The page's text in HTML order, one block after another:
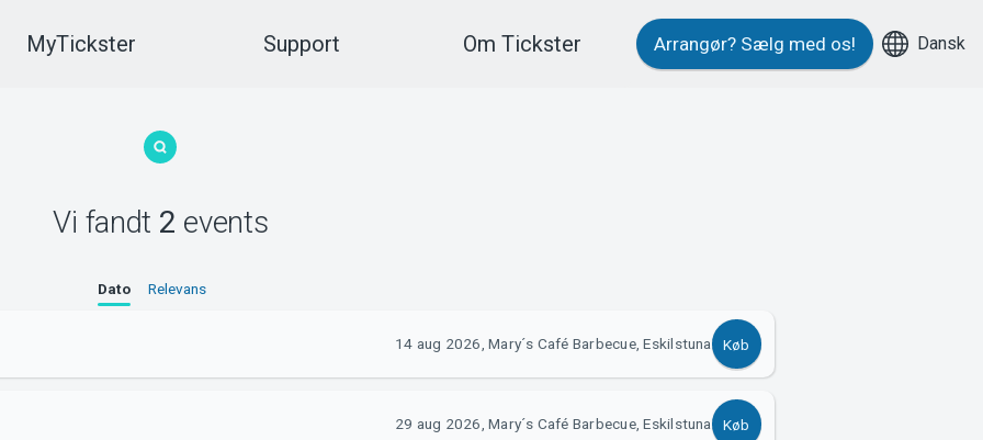
MyTickster Support Om Tickster Arrangør? Sælg med os! Dansk
Vi fandt 2 events
Dato Relevans
14 aug 2026, Mary´s Café Barbecue, Eskilstuna Køb
29 aug 2026, Mary´s Café Barbecue, Eskilstuna Køb